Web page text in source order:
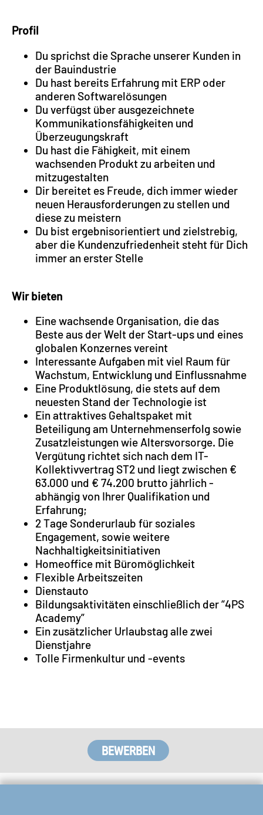
Profil
Du sprichst die Sprache unserer Kunden in
der Bauindustrie
Du hast bereits Erfahrung mit ERP oder
anderen Softwarelösungen
Du verfügst über ausgezeichnete
Kommunikationsfähigkeiten und
Überzeugungskraft
Du hast die Fähigkeit, mit einem
wachsenden Produkt zu arbeiten und
mitzugestalten
Dir bereitet es Freude, dich immer wieder
neuen Herausforderungen zu stellen und
diese zu meistern
Du bist ergebnisorientiert und zielstrebig,
aber die Kundenzufriedenheit steht für Dich
immer an erster Stelle
Wir bieten
Eine wachsende Organisation, die das
Beste aus der Welt der Start-ups und eines
globalen Konzernes vereint
Interessante Aufgaben mit viel Raum für
Wachstum, Entwicklung und Einflussnahme
Eine Produktlösung, die stets auf dem
neuesten Stand der Technologie ist
Ein attraktives Gehaltspaket mit
Beteiligung am Unternehmenserfolg sowie
Zusatzleistungen wie Altersvorsorge. Die
Vergütung richtet sich nach dem IT-
Kollektivvertrag ST2 und liegt zwischen €
63.000 und € 74.200 brutto jährlich -
abhängig von Ihrer Qualifikation und
Erfahrung;
2 Tage Sonderurlaub für soziales
Engagement, sowie weitere
Nachhaltigkeitsinitiativen
Homeoffice mit Büromöglichkeit
Flexible Arbeitszeiten
Dienstauto
Bildungsaktivitäten einschließlich der “4PS
Academy”
Ein zusätzlicher Urlaubstag alle zwei
Dienstjahre
Tolle Firmenkultur und -events